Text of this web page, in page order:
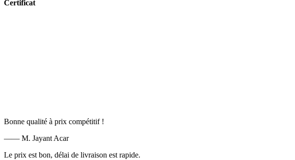
Certificat
Bonne qualité à prix compétitif !
—— M. Jayant Acar
Le prix est bon, délai de livraison est rapide.